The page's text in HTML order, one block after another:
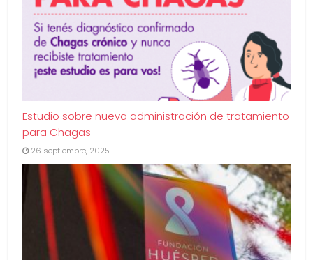
Estudio sobre nueva administración de tratamiento
para Chagas
26 septiembre, 2025